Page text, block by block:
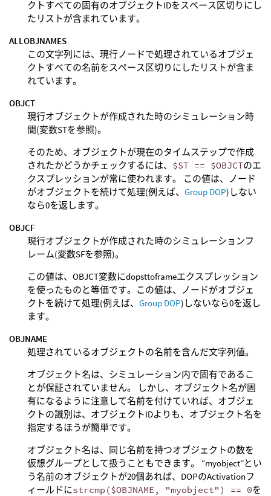
クトすべての固有のオブジェクトIDをスペース区切りにし
たリストが含まれています。
ALLOBJNAMES
この文字列には、現行ノードで処理されているオブジェ
クトすべての名前をスペース区切りにしたリストが含ま
れています。
OBJCT
現行オブジェクトが作成された時のシミュレーション時
間(変数STを参照)。
そのため、オブジェクトが現在のタイムステップで作成
されたかどうかチェックするには、 $ST == $OBJCTのエ
クスプレッションが常に使われます。 この値は、ノード
がオブジェクトを続けて処理(例えば、 Group DOP)しない
なら0を返します。
OBJCF
現行オブジェクトが作成された時のシミュレーションフ
レーム(変数SFを参照)。
この値は、OBJCT変数にdopsttoframeエクスプレッション
を使ったものと等価です。この値は、ノードがオブジェ
クトを続けて処理(例えば、 Group DOP)しないなら0を返し
ます。
OBJNAME
処理されているオブジェクトの名前を含んだ文字列値。
オブジェクト名は、シミュレーション内で固有であるこ
とが保証されていません。 しかし、オブジェクト名が固
有になるように注意して名前を付けていれば、オブジェ
クトの識別は、オブジェクトIDよりも、オブジェクト名を
指定するほうが簡単です。
オブジェクト名は、同じ名前を持つオブジェクトの数を
仮想グループとして扱うこともできます。 “myobject”とい
う名前のオブジェクトが20個あれば、DOPのActivationフ
ィールドにstrcmp($OBJNAME, "myobject") == 0を